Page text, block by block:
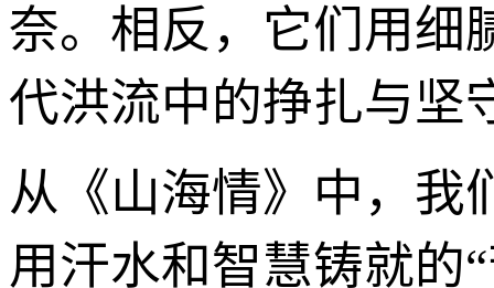
奈。相反，它们用细
代洪流中的挣扎与坚
从《山海情》中，我
用汗水和智慧铸就的